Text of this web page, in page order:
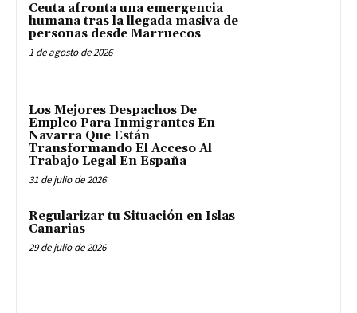
Ceuta afronta una emergencia
humana tras la llegada masiva de
personas desde Marruecos
1 de agosto de 2026
Los Mejores Despachos De
Empleo Para Inmigrantes En
Navarra Que Están
Transformando El Acceso Al
Trabajo Legal En España
31 de julio de 2026
Regularizar tu Situación en Islas
Canarias
29 de julio de 2026